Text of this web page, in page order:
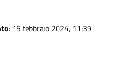
: 15 febbraio 2024, 11:39